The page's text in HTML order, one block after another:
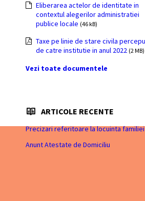
Eliberarea actelor de identitate in
contextul alegerilor administratiei
publice locale (46 kB)
Taxe pe linie de stare civila
de catre institutie in anul 2022 (2 MB)
Vezi toate documentele
ARTICOLE RECENTE
Precizari referitoare la locuinta familiei
Anunt Atestate de Domiciliu